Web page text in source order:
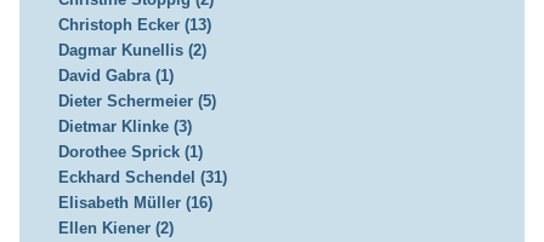
Christoph Ecker (13)
Dagmar Kunellis (2)
David Gabra (1)
Dieter Schermeier (5)
Dietmar Klinke (3)
Dorothee Sprick (1)
Eckhard Schendel (31)
Elisabeth Müller (16)
Ellen Kiener (2)